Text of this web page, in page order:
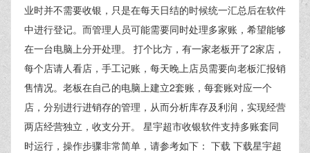
业时并不需要收银，只是在每天日结的时候统一汇总后在软件
中进行登记。而管理人员可能需要同时处理多家账，希望能够
在一台电脑上分开处理。 打个比方，有一家老板开了2家店，
每个店请人看店，手工记账，每天晚上店员需要向老板汇报销
售情况。老板在自己的电脑上建立2套账，每套账对应一个
店，分别进行进销存的管理，从而分析库存及利润，实现经营
两店经营独立，收支分开。 星宇超市收银软件支持多账套同
时运行，操作步骤非常简单，请参考如下： 下载 下载星宇超